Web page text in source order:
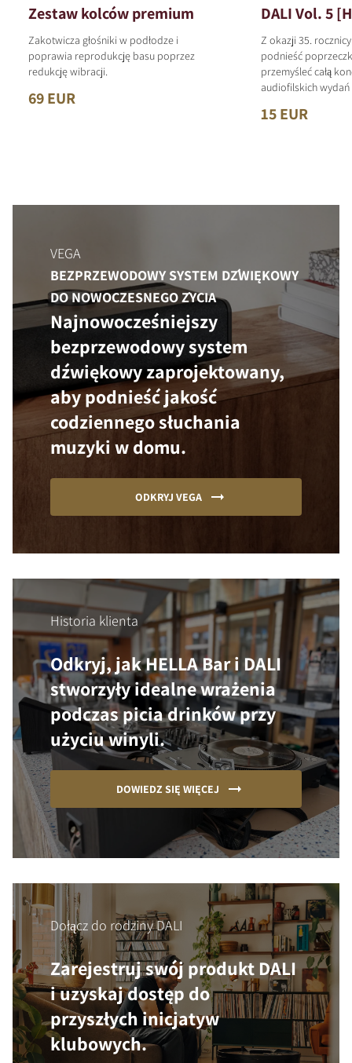
Zestaw kolców premium
Zakotwicza głośniki w podłodze i
poprawia reprodukcję basu poprzez
redukcję wibracji.
69 EUR
DALI Vol. 5
Z okazji 35.
podnieść
przemyśleć całą
audiofilskich
15 EUR
VEGA
BEZPRZEWODOWY SYSTEM DŹWIĘKOWY
DO NOWOCZESNEGO ŻYCIA
Najnowocześniejszy
bezprzewodowy system
dźwiękowy zaprojektowany,
aby podnieść jakość
codziennego słuchania
muzyki w domu.
ODKRYJ VEGA
Historia klienta
Odkryj, jak HELLA Bar i DALI
stworzyły idealne wrażenia
podczas picia drinków przy
użyciu winyli.
DOWIEDZ SIĘ WIĘCEJ
Dołącz do rodziny DALI
Zarejestruj swój produkt DALI
i uzyskaj dostęp do
przyszłych inicjatyw
klubowych.